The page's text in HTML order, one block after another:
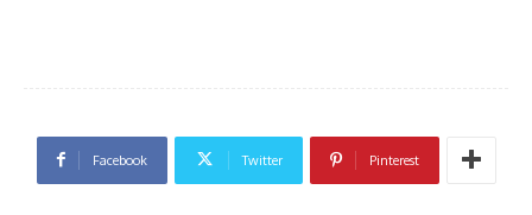
Facebook Twitter Pinterest